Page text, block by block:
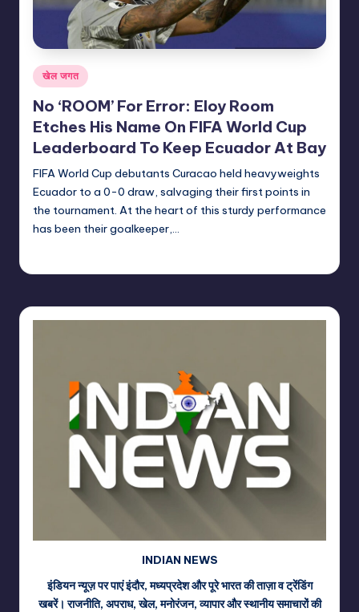
Posted
in
खेल जगत
No ‘ROOM’ For Error: Eloy Room
Etches His Name On FIFA World Cup
Leaderboard To Keep Ecuador At Bay
FIFA World Cup debutants Curacao held heavyweights
Ecuador to a 0-0 draw, salvaging their first points in
the tournament. At the heart of this sturdy performance
has been their goalkeeper,…
INDIAN NEWS
इंडियन न्यूज़ पर पाएं इंदौर, मध्यप्रदेश और पूरे भारत की ताज़ा व ट्रेंडिंग
खबरें। राजनीति, अपराध, खेल, मनोरंजन, व्यापार और स्थानीय समाचारों की